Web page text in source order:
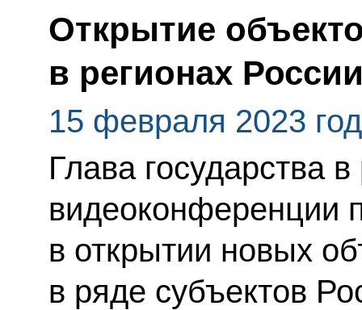
Открытие
в регионах
15 февраля 2023
Глава государства
видеоконференции
в открытии новых
в ряде субъектов